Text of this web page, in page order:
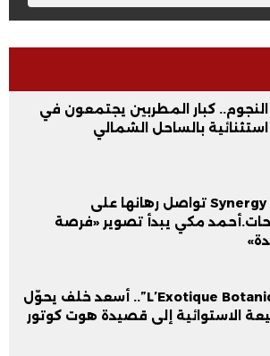
النجوم.. كبار المطربين يجتمعون في
استثنائية بالساحل الشمالي
Synergy Plus تواصل رهانها على
مكي يبدأ تصوير «فرصة
“L’Exotique Botanique”.. أسعد خلف يحوّل
الاستوائية إلى قصيدة هوت كوتور